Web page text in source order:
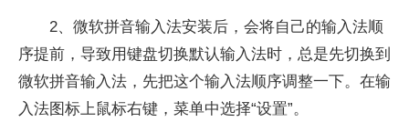
2、微软拼音输入法安装后，会将自己的输入法顺
序提前，导致用键盘切换默认输入法时，总是先切换到
微软拼音输入法，先把这个输入法顺序调整一下。在输
入法图标上鼠标右键，菜单中选择“设置”。